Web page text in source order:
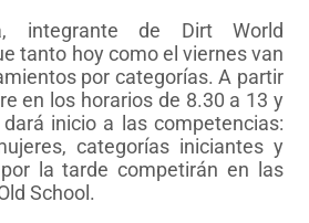
integrante de Dirt World
tanto hoy como el viernes van
por categorías. A partir
en los horarios de 8.30 a 13 y
inicio a las competencias:
categorías iniciantes y
la tarde competirán en las
School.